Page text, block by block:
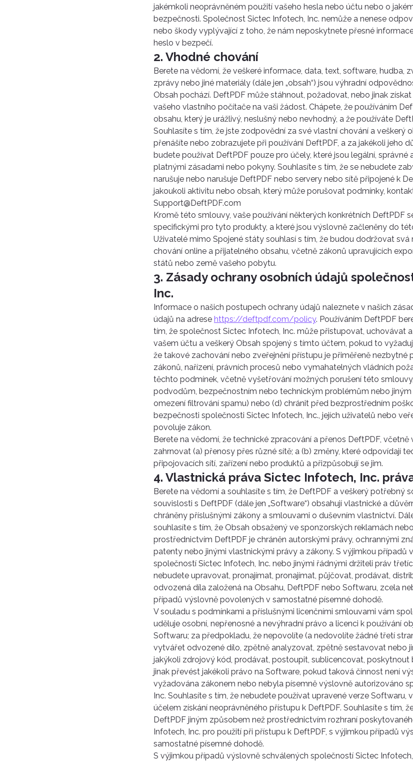
jakémkoli neoprávněném použití vašeho hesla nebo účtu nebo o
bezpečnosti. Společnost Sictec Infotech, Inc. nemůže a nenese
nebo škody vyplývající z toho, že nám neposkytnete přesné
heslo v bezpečí.
2. Vhodné chování
Berete na vědomí, že veškeré informace, data, text, software, hudba,
zprávy nebo jiné materiály (dále jen „obsah“) jsou výhradní
Obsah pochází. DeftPDF může stáhnout, požadovat, nebo jinak
vašeho vlastního počítače na vaši žádost. Chápete, že používáním
obsahu, který je urážlivý, neslušný nebo nevhodný, a že používáte
Souhlasíte s tím, že jste zodpovědní za své vlastní chování a veškerý
přenášíte nebo zobrazujete při používání DeftPDF, a za jakékoli jeho
budete používat DeftPDF pouze pro účely, které jsou legální, správné
platnými zásadami nebo pokyny. Souhlasíte s tím, že se nebudete
narušuje nebo narušuje DeftPDF nebo servery nebo sítě připojené k
jakoukoli aktivitu nebo obsah, který může porušovat podmínky,
Support@DeftPDF.com
Kromě této smlouvy, vaše používání některých konkrétních DeftPDF
specifickými pro tyto produkty, a které jsou výslovně začleněny do
Uživatelé mimo Spojené státy souhlasí s tím, že budou dodržovat svá
chování online a přijatelného obsahu, včetně zákonů upravujících
států nebo země vašeho pobytu.
3. Zásady ochrany osobních údajů
Inc.
Informace o našich postupech ochrany údajů naleznete v našich
údajů na adrese https://deftpdf.com/policy. Používáním DeftPDF
tím, že společnost Sictec Infotech, Inc. může přistupovat, uchovávat
vašem účtu a veškerý Obsah spojený s tímto účtem, pokud to
že takové zachování nebo zveřejnění přístupu je přiměřeně nezbytné
zákonů, nařízení, právních procesů nebo vymahatelných vládních
těchto podmínek, včetně vyšetřování možných porušení této
podvodům, bezpečnostním nebo technickým problémům nebo jiným
omezení filtrování spamu) nebo (d) chránit před bezprostředním
bezpečnosti společnosti Sictec Infotech, Inc., jejích uživatelů nebo
povoluje zákon.
Berete na vědomí, že technické zpracování a přenos DeftPDF, včetně
zahrnovat (a) přenosy přes různé sítě; a (b) změny, které odpovídají
připojovacích sítí, zařízení nebo produktů a přizpůsobují se jim.
4. Vlastnická práva Sictec Infotech, Inc.
Berete na vědomí a souhlasíte s tím, že DeftPDF a veškerý potřebný
souvislosti s DeftPDF (dále jen „Software“) obsahují vlastnické a
chráněny příslušnými zákony a smlouvami o duševním vlastnictví.
souhlasíte s tím, že Obsah obsažený ve sponzorských reklamách
prostřednictvím DeftPDF je chráněn autorskými právy, ochrannými
patenty nebo jinými vlastnickými právy a zákony. S výjimkou případů
společností Sictec Infotech, Inc. nebo jinými řádnými držiteli práv
nebudete upravovat, pronajímat, pronajímat, půjčovat, prodávat,
odvozená díla založená na Obsahu, DeftPDF nebo Softwaru, zcela
případů výslovně povolených v samostatné písemné dohodě.
V souladu s podmínkami a příslušnými licenčními smlouvami vám
uděluje osobní, nepřenosné a nevýhradní právo a licenci k používání
Softwaru; za předpokladu, že nepovolíte (a nedovolíte žádné třetí
vytvářet odvozené dílo, zpětně analyzovat, zpětně sestavovat nebo
jakýkoli zdrojový kód, prodávat, postoupit, sublicencovat, poskytnout
jinak převést jakékoli právo na Software, pokud taková činnost není
vyžadována zákonem nebo nebyla písemně výslovně autorizováno
Inc. Souhlasíte s tím, že nebudete používat upravené verze Softwaru,
účelem získání neoprávněného přístupu k DeftPDF. Souhlasíte s tím,
DeftPDF jiným způsobem než prostřednictvím rozhraní
Infotech, Inc. pro použití při přístupu k DeftPDF, s výjimkou případů
samostatné písemné dohodě.
S výjimkou případů výslovně schválených společností Sictec